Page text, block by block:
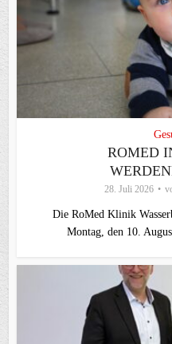
ROMED
28. Juli 2026
Die RoMed Klinik
Montag, den 10.